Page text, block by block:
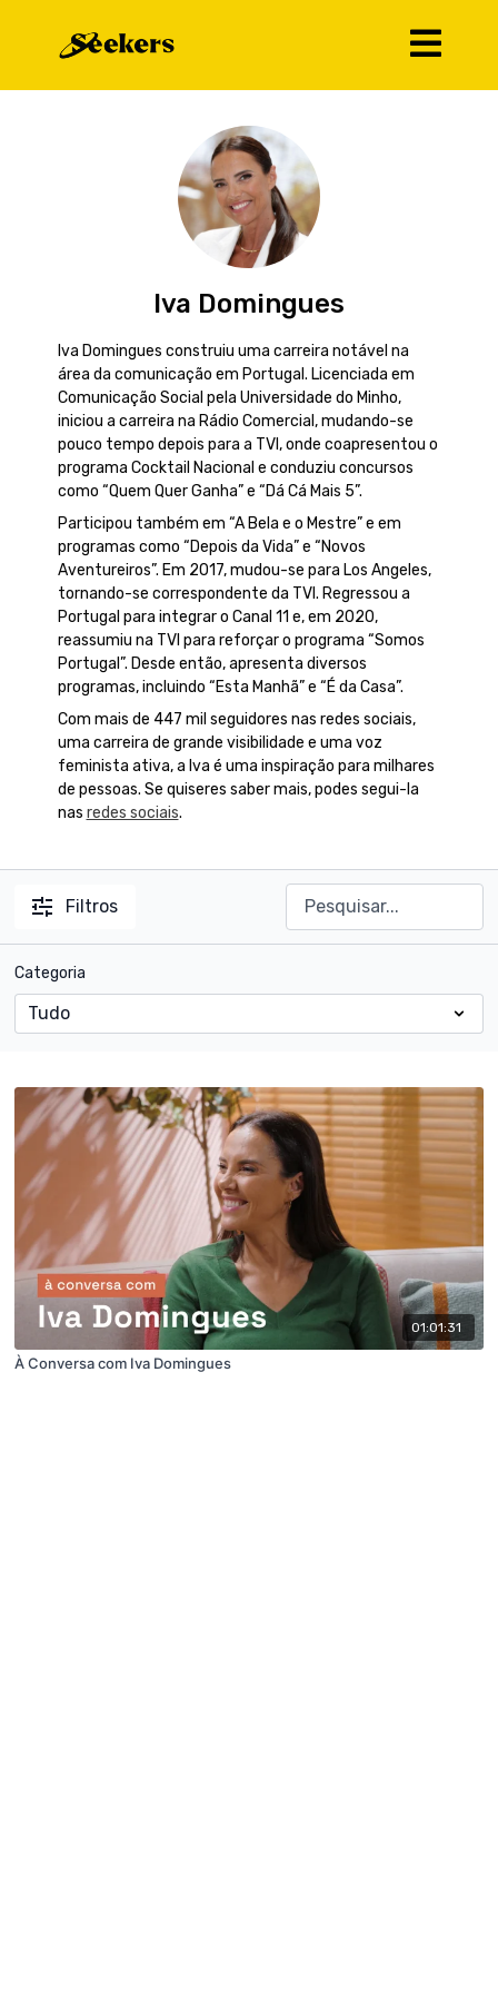
Iva Domingues
Iva Domingues construiu uma carreira notável na
área da comunicação em Portugal. Licenciada em
Comunicação Social pela Universidade do Minho,
iniciou a carreira na Rádio Comercial, mudando-se
pouco tempo depois para a TVI, onde coapresentou o
programa Cocktail Nacional e conduziu concursos
como “Quem Quer Ganha” e “Dá Cá Mais 5”.
Participou também em “A Bela e o Mestre” e em
programas como “Depois da Vida” e “Novos
Aventureiros”. Em 2017, mudou-se para Los Angeles,
tornando-se correspondente da TVI. Regressou a
Portugal para integrar o Canal 11 e, em 2020,
reassumiu na TVI para reforçar o programa “Somos
Portugal”. Desde então, apresenta diversos
programas, incluindo “Esta Manhã” e “É da Casa”.
Com mais de 447 mil seguidores nas redes sociais,
uma carreira de grande visibilidade e uma voz
feminista ativa, a Iva é uma inspiração para milhares
de pessoas. Se quiseres saber mais, podes segui-la
nas redes sociais.
Filtros
Categoria
01:01:31
À Conversa com Iva Domingues